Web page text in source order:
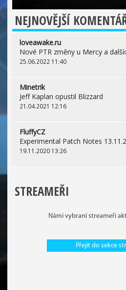
NEJNOVĚJŠÍ
loveawake.ru
Nové PTR změny u Mercy a
25.06.2022 11:40
Minetrik
Jeff Kaplan opustil Blizzard
21.04.2021 12:16
FluffyCZ
Experimental Patch Notes
19.11.2020 13:26
STREAMEŘI
Námi vybraní streameři
Přejít do sekce